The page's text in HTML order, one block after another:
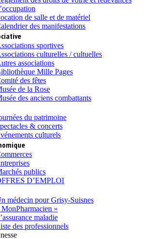
de salle et de matériel
des manifestations
sportives
culturelles / cultuelles
associations
Mille Pages
des fêtes
de la Rose
des anciens combattants
du patrimoine
& concerts
culturels
publics
D’EMPLOI
médecin pour Grisy-Suisnes
MonPharmacien »
maladie
des professionnels